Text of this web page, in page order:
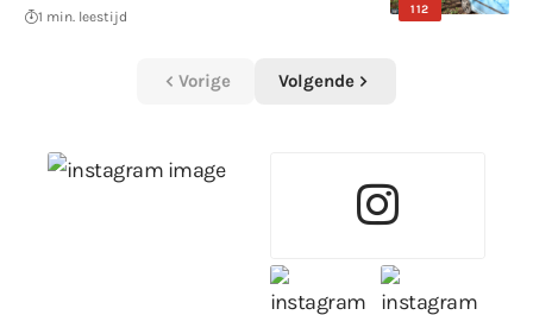
112
1 min. leestijd
Vorige Volgende